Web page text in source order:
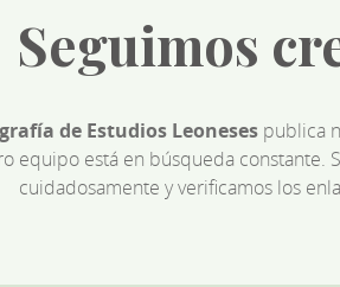
Seguimos
de Estudios Leonesespublica
equipo está en búsqueda constante.
cuidadosamente y verificamos los